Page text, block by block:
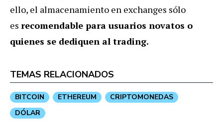
ello, el almacenamiento en exchanges sólo
es recomendable para usuarios novatos o
quienes se dediquen al trading.
TEMAS RELACIONADOS
BITCOIN ETHEREUM
CRIPTOMONEDAS
DÓLAR